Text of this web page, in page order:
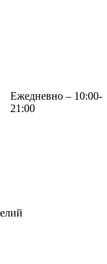
Ежедневно – 10:00-
21:00